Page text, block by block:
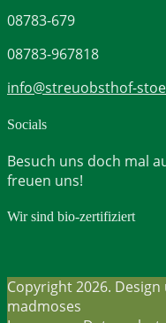
08783-679
08783-967818
info@streuobsthof-
Socials
Besuch uns doch mal
freuen uns!
Wir sind bio-zertifiziert
Copyright 2026.
madmoses